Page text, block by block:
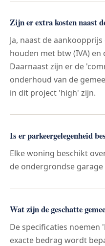
Zijn er extra kosten naast
Ja, naast de
houden met btw (IVA)
Daarnaast zijn er de
onderhoud van de
in dit project 'high' zijn.
Is er parkeergelegenheid
Elke woning beschikt
de ondergrondse
Wat zijn de geschatte
De specificaties
exacte bedrag wordt